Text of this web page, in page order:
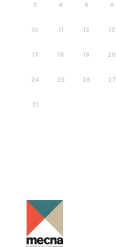
3 4 5 6
10 11 12 13
17 18 19 20
24 25 26 27
31